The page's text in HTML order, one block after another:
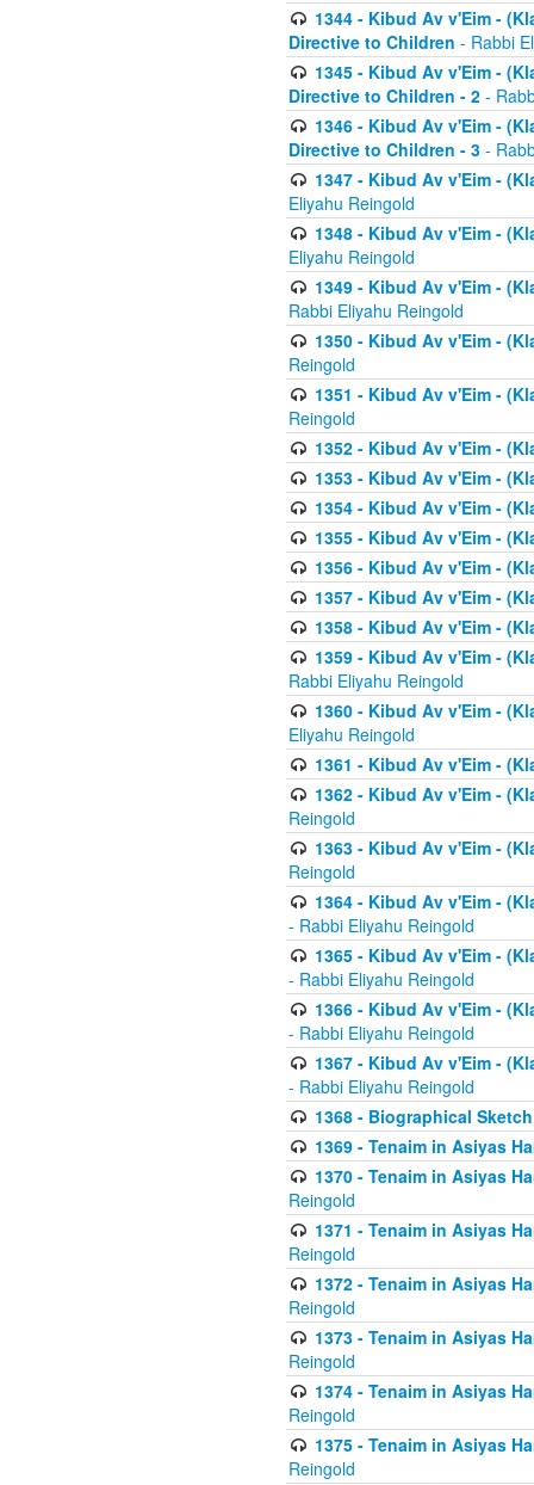
1344 - Kibud Av v'Eim -
Directive to Children - Rabbi
1345 - Kibud Av v'Eim -
Directive to Children - 2 -
1346 - Kibud Av v'Eim -
Directive to Children - 3 -
1347 - Kibud Av v'Eim -
Eliyahu Reingold
1348 - Kibud Av v'Eim -
Eliyahu Reingold
1349 - Kibud Av v'Eim -
Rabbi Eliyahu Reingold
1350 - Kibud Av v'Eim -
Reingold
1351 - Kibud Av v'Eim -
Reingold
1352 - Kibud Av v'Eim -
1353 - Kibud Av v'Eim -
1354 - Kibud Av v'Eim -
1355 - Kibud Av v'Eim -
1356 - Kibud Av v'Eim -
1357 - Kibud Av v'Eim -
1358 - Kibud Av v'Eim -
1359 - Kibud Av v'Eim -
Rabbi Eliyahu Reingold
1360 - Kibud Av v'Eim -
Eliyahu Reingold
1361 - Kibud Av v'Eim -
1362 - Kibud Av v'Eim -
Reingold
1363 - Kibud Av v'Eim -
Reingold
1364 - Kibud Av v'Eim -
- Rabbi Eliyahu Reingold
1365 - Kibud Av v'Eim -
- Rabbi Eliyahu Reingold
1366 - Kibud Av v'Eim -
- Rabbi Eliyahu Reingold
1367 - Kibud Av v'Eim -
- Rabbi Eliyahu Reingold
1368 - Biographical
1369 - Tenaim in Asiyas
1370 - Tenaim in Asiyas
Reingold
1371 - Tenaim in Asiyas
Reingold
1372 - Tenaim in Asiyas
Reingold
1373 - Tenaim in Asiyas
Reingold
1374 - Tenaim in Asiyas
Reingold
1375 - Tenaim in Asiyas
Reingold